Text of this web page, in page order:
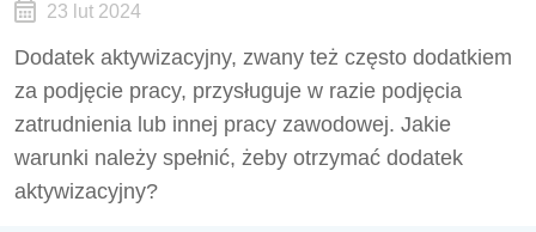
23 lut 2024
Dodatek aktywizacyjny, zwany też często dodatkiem
za podjęcie pracy, przysługuje w razie podjęcia
zatrudnienia lub innej pracy zawodowej. Jakie
warunki należy spełnić, żeby otrzymać dodatek
aktywizacyjny?